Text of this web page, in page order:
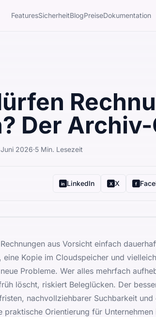
FeaturesSicherheitBlogPreiseDokumentation
Der
2026·5 Min. Lesezeit
in LinkedIn X X f
aus Vorsicht einfach
eine Kopie im Cloudspeicher und
Probleme. Wer alles mehrfach
löscht, riskiert Beleglücken. Der
nachvollziehbarer Suchbarkeit
praktische Orientierung für